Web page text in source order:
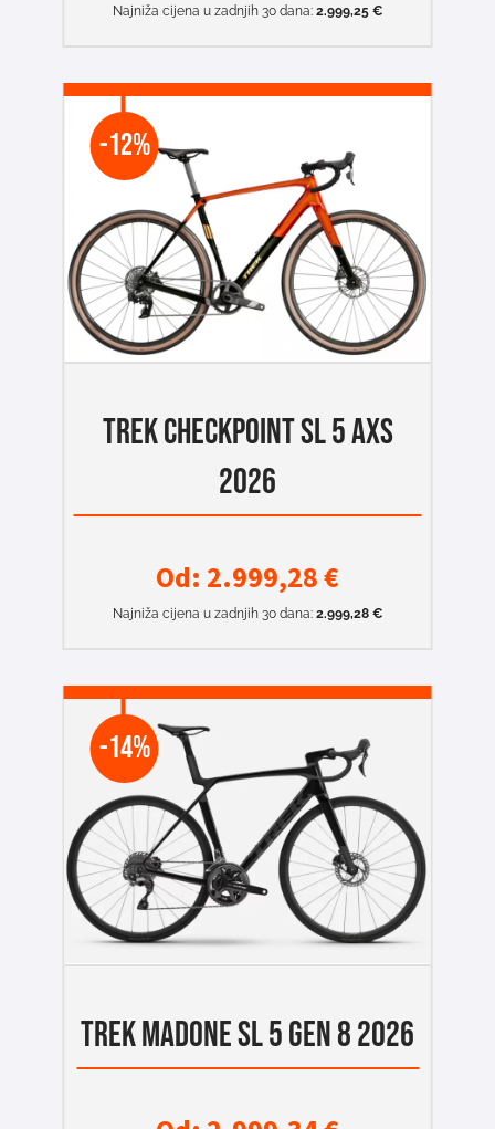
Najniža cijena u zadnjih 30 dana: 2.999,25 €
-12%
TREK CHECKPOINT SL 5 AXS
2026
Od: 2.999,28€
Najniža cijena u zadnjih 30 dana: 2.999,28 €
-14%
TREK MADONE SL 5 GEN 8 2026